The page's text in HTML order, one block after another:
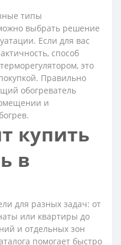
типы
выбрать решение
Если для вас
способ
это
Правильно
обогреватель
и
купить
в
для разных задач: от
или квартиры до
и отдельных зон
помогает быстро